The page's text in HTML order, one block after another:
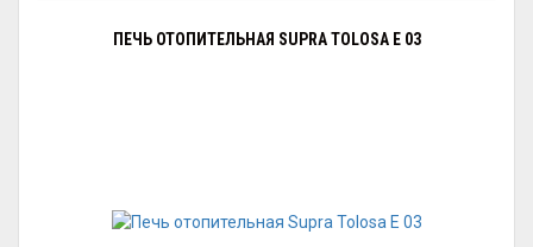
ПЕЧЬ ОТОПИТЕЛЬНАЯ SUPRA TOLOSA E 03